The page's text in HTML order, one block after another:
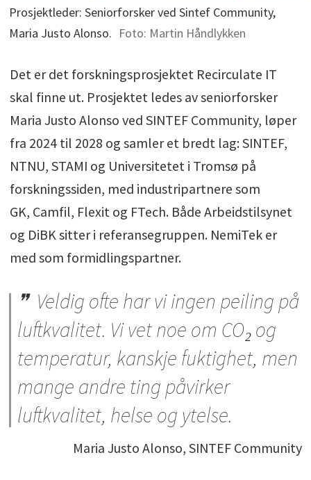
Prosjektleder: Seniorforsker ved Sintef Community,
Maria Justo Alonso. Foto: Martin Håndlykken
Det er det forskningsprosjektet Recirculate IT
skal finne ut. Prosjektet ledes av seniorforsker
Maria Justo Alonso ved SINTEF Community, løper
fra 2024 til 2028 og samler et bredt lag: SINTEF,
NTNU, STAMI og Universitetet i Tromsø på
forskningssiden, med industripartnere som
GK, Camfil, Flexit og FTech. Både Arbeidstilsynet
og DiBK sitter i referansegruppen. NemiTek er
med som formidlingspartner.
Veldig ofte har vi ingen peiling på
luftkvalitet. Vi vet noe om CO₂ og
temperatur, kanskje fuktighet, men
mange andre ting påvirker
luftkvalitet, helse og ytelse.
Maria Justo Alonso, SINTEF Community